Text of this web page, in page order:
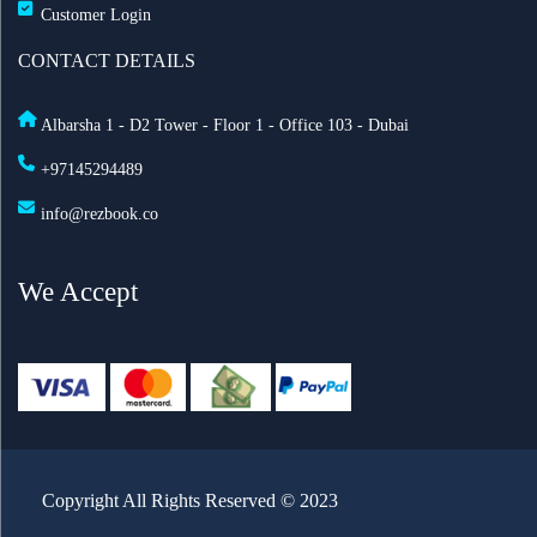
التغييرات الجديدة؟
طيران الرياض تطلق أولى رحلاتها اليومية إلى لندن
تعليق الطيران في مطار دكا الدولي في بنغلاديش
Customer Login
CONTACT DETAILS
Albarsha 1 - D2 Tower - Floor 1 - Office 103 - Dubai
+97145294489
info@rezbook.co
We Accept
Copyright All Rights Reserved © 2023